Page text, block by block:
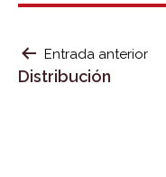
DE
Entrada anterior
Distribución